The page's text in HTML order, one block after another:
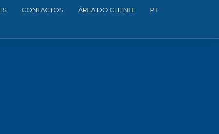
CONTACTOS ÁREA DO CLIENTE PT